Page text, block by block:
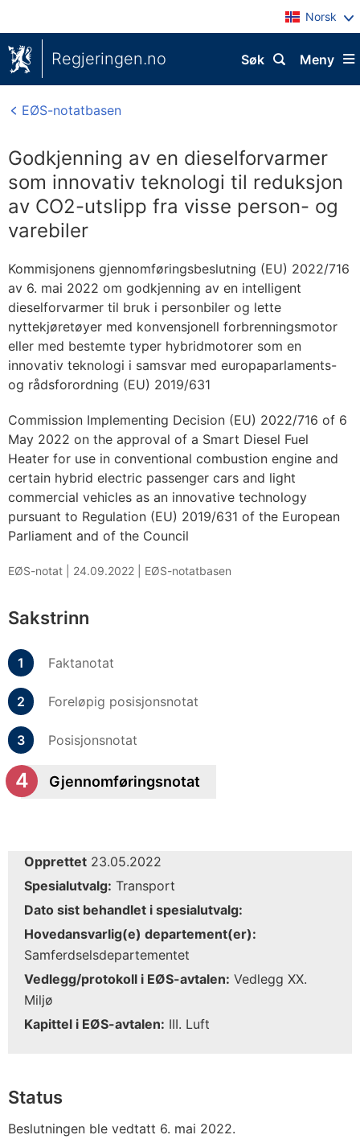
Norsk
Regjeringen.no Meny
Søk
EØS-notatbasen
Godkjenning av en dieselforvarmer
som innovativ teknologi til reduksjon
av CO2-utslipp fra visse person- og
varebiler
Kommisjonens gjennomføringsbeslutning (EU) 2022/716
av 6. mai 2022 om godkjenning av en intelligent
dieselforvarmer til bruk i personbiler og lette
nyttekjøretøyer med konvensjonell forbrenningsmotor
eller med bestemte typer hybridmotorer som en
innovativ teknologi i samsvar med europaparlaments-
og rådsforordning (EU) 2019/631
Commission Implementing Decision (EU) 2022/716 of 6
May 2022 on the approval of a Smart Diesel Fuel
Heater for use in conventional combustion engine and
certain hybrid electric passenger cars and light
commercial vehicles as an innovative technology
pursuant to Regulation (EU) 2019/631 of the European
Parliament and of the Council
EØS-notat | 24.09.2022 EØS-notatbasen
Sakstrinn
Faktanotat
Foreløpig posisjonsnotat
Posisjonsnotat
Gjennomføringsnotat
Opprettet 23.05.2022
Spesialutvalg: Transport
Dato sist behandlet i spesialutvalg:
Hovedansvarlig(e) departement(er):
Samferdselsdepartementet
Vedlegg/protokoll i EØS-avtalen: Vedlegg XX.
Miljø
Kapittel i EØS-avtalen: III. Luft
Status
Beslutningen ble vedtatt 6. mai 2022.